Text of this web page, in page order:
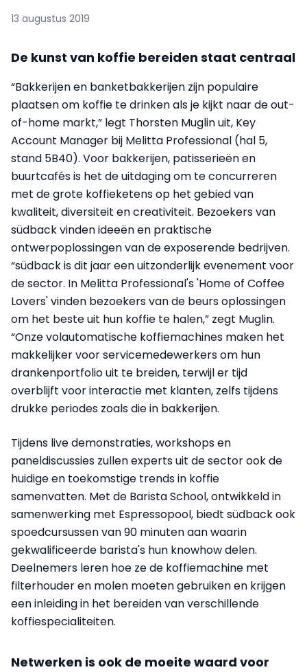
13 augustus 2019
De kunst van koffie bereiden staat centraal
“Bakkerijen en banketbakkerijen zijn populaire
plaatsen om koffie te drinken als je kijkt naar de out-
of-home markt,” legt Thorsten Muglin uit, Key
Account Manager bij Melitta Professional (hal 5,
stand 5B40). Voor bakkerijen, patisserieën en
buurtcafés is het de uitdaging om te concurreren
met de grote koffieketens op het gebied van
kwaliteit, diversiteit en creativiteit. Bezoekers van
südback vinden ideeën en praktische
ontwerpoplossingen van de exposerende bedrijven.
“südback is dit jaar een uitzonderlijk evenement voor
de sector. In Melitta Professional's 'Home of Coffee
Lovers' vinden bezoekers van de beurs oplossingen
om het beste uit hun koffie te halen,” zegt Muglin.
“Onze volautomatische koffiemachines maken het
makkelijker voor servicemedewerkers om hun
drankenportfolio uit te breiden, terwijl er tijd
overblijft voor interactie met klanten, zelfs tijdens
drukke periodes zoals die in bakkerijen.
Tijdens live demonstraties, workshops en
paneldiscussies zullen experts uit de sector ook de
huidige en toekomstige trends in koffie
samenvatten. Met de Barista School, ontwikkeld in
samenwerking met Espressopool, biedt südback ook
spoedcursussen van 90 minuten aan waarin
gekwalificeerde barista's hun knowhow delen.
Deelnemers leren hoe ze de koffiemachine met
filterhouder en molen moeten gebruiken en krijgen
een inleiding in het bereiden van verschillende
koffiespecialiteiten.
Netwerken is ook de moeite waard voor